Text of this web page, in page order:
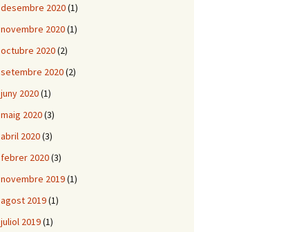
desembre 2020(1)
novembre 2020(1)
octubre 2020(2)
setembre 2020(2)
juny 2020(1)
maig 2020(3)
abril 2020(3)
febrer 2020(3)
novembre 2019(1)
agost 2019(1)
juliol 2019(1)